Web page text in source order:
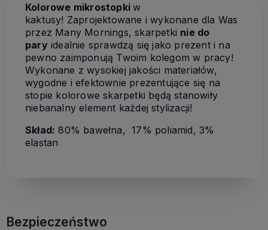
Kolorowe mikrostopkiw
kaktusy! Zaprojektowane i wykonane dla Was
przez Many Mornings, skarpetki nie do
paryidealnie sprawdzą się jako prezent i na
pewno zaimponują Twoim kolegom w pracy!
Wykonane z wysokiej jakości materiałów,
wygodne i efektownie prezentujące się na
stopie kolorowe skarpetki będą stanowiły
niebanalny element każdej stylizacji!
Skład: 80% bawełna, 17% poliamid, 3%
elastan
Bezpieczeństwo